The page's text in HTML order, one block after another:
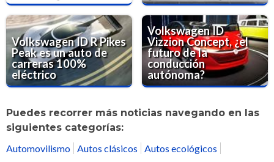
Volkswagen ID R Pikes
Peak es un auto de
carreras 100%
eléctrico
Volkswagen ID
Vizzion Concept, ¿el
futuro de la
conducción
autónoma?
Puedes recorrer más noticias navegando en las
siguientes categorías:
Automovilismo
Autos clásicos
Autos ecológicos